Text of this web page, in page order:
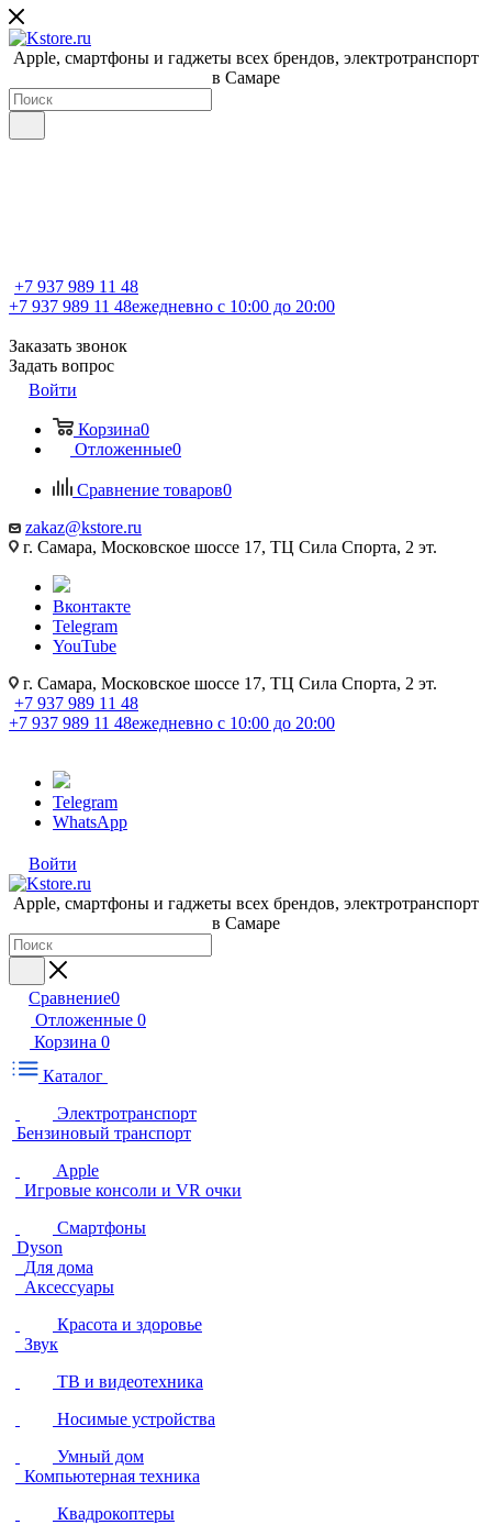
Apple, cмартфоны и гаджеты всех брендов, электротранспорт
в Самаре
+7 937 989 11 48
+7 937 989 11 48ежедневно с 10:00 до 20:00
Заказать звонок
Задать вопрос
Войти
Корзина0
Отложенные0
Сравнение товаров0
zakaz@kstore.ru
г. Самара, Московское шоссе 17, ТЦ Сила Спорта, 2 эт.
Вконтакте
Telegram
YouTube
г. Самара, Московское шоссе 17, ТЦ Сила Спорта, 2 эт.
+7 937 989 11 48
+7 937 989 11 48ежедневно с 10:00 до 20:00
Telegram
WhatsApp
Войти
Apple, cмартфоны и гаджеты всех брендов, электротранспорт
в Самаре
Сравнение0
Отложенные 0
Корзина 0
Каталог
Электротранспорт
Бензиновый транспорт
Apple
Игровые консоли и VR очки
Смартфоны
Dyson
Для дома
Аксессуары
Красота и здоровье
Звук
ТВ и видеотехника
Носимые устройства
Умный дом
Компьютерная техника
Квадрокоптеры